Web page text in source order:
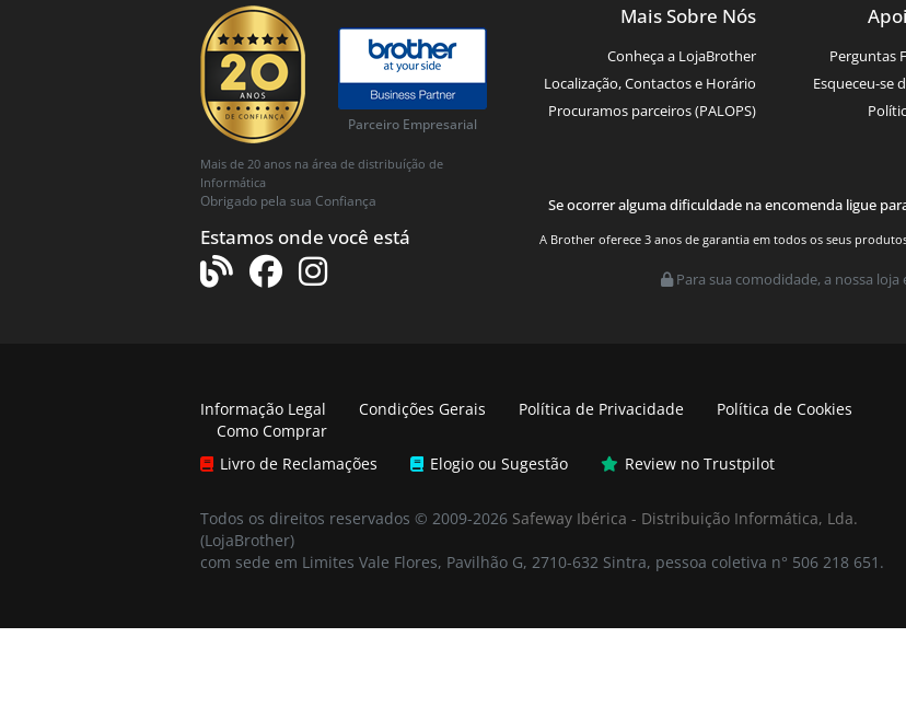
Parceiro Empresarial
Mais de 20 anos na área de distribuíção de
Informática
Obrigado pela sua Confiança
Estamos onde você está
Mais Sobre Nós
Conheça a LojaBrother
Localização, Contactos e Horário
Procuramos parceiros (PALOPS)
Perguntas
Esqueceu-se
Se ocorrer alguma dificuldade na encomenda ligue
A Brother oferece 3 anos de garantia em todos os seus
Para sua comodidade, a nossa loja
Informação Legal Condições Gerais Política de Privacidade
Política de Cookies
Como Comprar
Livro de Reclamações
Elogio ou Sugestão Review no Trustpilot
Todos os direitos reservados © 2009-2026 Safeway Ibérica - Distribuição Informática, Lda.
(LojaBrother)
com sede em Limites Vale Flores, Pavilhão G, 2710-632 Sintra, pessoa coletiva n° 506 218 651.